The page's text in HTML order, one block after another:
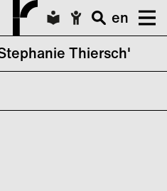
en
Thiersch'
für Stephanie